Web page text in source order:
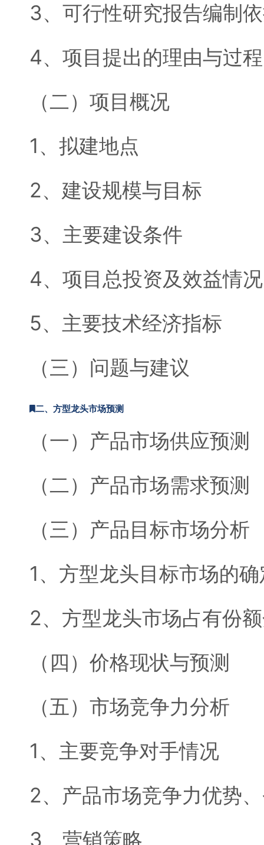
3、可行性研究报告编制
4、项目提出的理由与过程
（二）项目概况
1、拟建地点
2、建设规模与目标
3、主要建设条件
4、项目总投资及效益情况
5、主要技术经济指标
（三）问题与建议
二、方型龙头市场预测
（一）产品市场供应预测
（二）产品市场需求预测
（三）产品目标市场分析
1、方型龙头目标市场的
2、方型龙头市场占有份
（四）价格现状与预测
（五）市场竞争力分析
1、主要竞争对手情况
2、产品市场竞争力优势
3、营销策略